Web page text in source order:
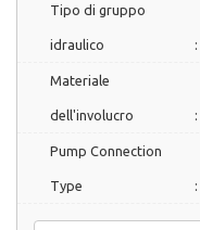
Tipo di gruppo
idraulico :
Materiale
dell'involucro :
Pump Connection
Type :